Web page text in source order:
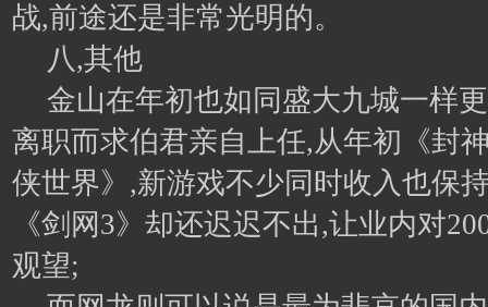
战,前途还是非常光明的。
八,其他
金山在年初也如同盛大九城一样
离职而求伯君亲自上任,从年初《封
侠世界》,新游戏不少同时收入也保
《剑网3》却还迟迟不出,让业内对
观望;